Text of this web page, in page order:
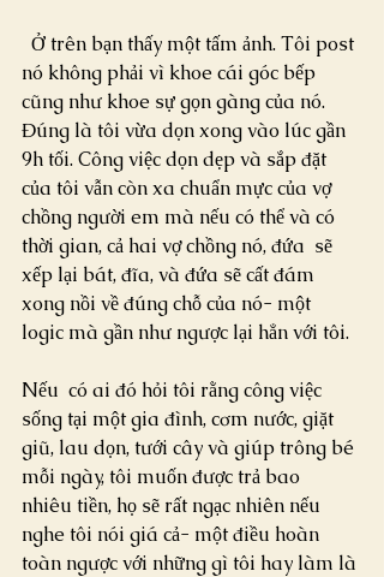
nó không phải vì khoe cái góc bếp
cũng như khoe sự gọn gàng của nó.
Đúng là tôi vừa dọn xong vào lúc gần
9h tối. Công việc dọn dẹp và sắp đặt
của tôi vẫn còn xa chuẩn mực của vợ
chồng người em mà nếu có thể và có
thời gian, cả hai vợ chồng nó, đứa  sẽ
xếp lại bát, đĩa, và đứa sẽ cất đám
xong nồi về đúng chỗ của nó- một
logic mà gần như ngược lại hẳn với tôi.
Nếu  có ai đó hỏi tôi rằng công việc
sống tại một gia đình, cơm nước, giặt
giũ, lau dọn, tưới cây và giúp trông bé
mỗi ngày, tôi muốn được trả bao
nhiêu tiền, họ sẽ rất ngạc nhiên nếu
nghe tôi nói giá cả- một điều hoàn
toàn ngược với những gì tôi hay làm là